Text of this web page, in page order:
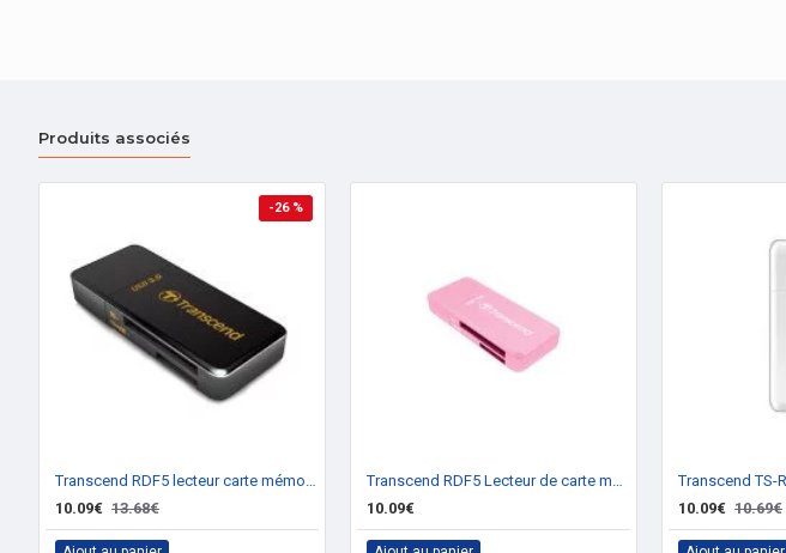
Produits associés
-26 %
Transcend RDF5 lecteur carte mémoire USB 3.0
10.09€ 13.68€
Transcend RDF5 Lecteur de carte mémoire
10.09€
10.09€ 10.69€